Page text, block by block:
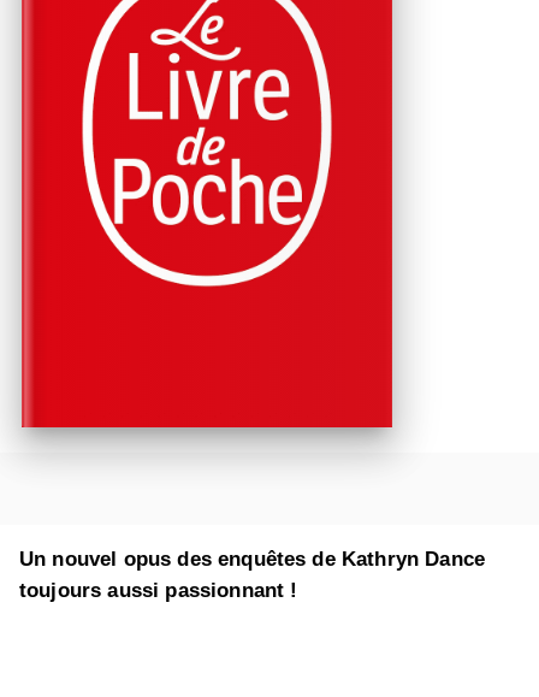
Un nouvel opus des enquêtes de Kathryn Dance
toujours aussi passionnant !